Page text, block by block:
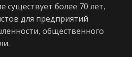
существует более 70 лет,
для предприятий
общественного